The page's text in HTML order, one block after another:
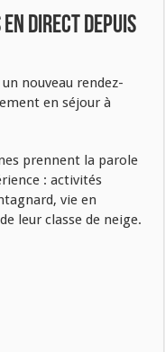
en direct depuis
nouveau rendez-
en séjour à
prennent la parole
: activités
vie en
leur classe de neige.